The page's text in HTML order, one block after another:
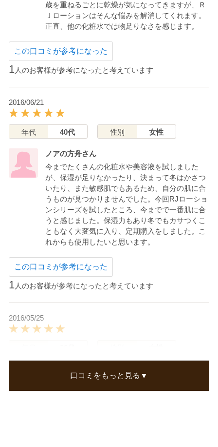
歳を重ねるごとに乾燥が気になってきますが、Ｒ
Ｊローションはそんな悩みを解消してくれます。
正直、他の化粧水では物足りなさを感じます。
この口コミが参考になった
1人のお客様が参考になったと考えています
2016/06/21
年代 40代 性別 女性
ノアの方舟さん
今までたくさんの化粧水や美容液を試しました
が、保湿が足りなかったり、決まって冬はかさつ
いたり、また敏感肌でもあるため、自分の肌に合
うものが見つかりませんでした。今回RJローショ
ンシリーズを試したところ、今までで一番肌に合
うと感じました。保湿力もあり冬でもカサつくこ
ともなく大変気に入り、定期購入をしました。こ
れからも使用したいと思います。
この口コミが参考になった
1人のお客様が参考になったと考えています
2016/05/25
RJラインで使っています。とてもおすすめです。
口コミをもっと見る▼